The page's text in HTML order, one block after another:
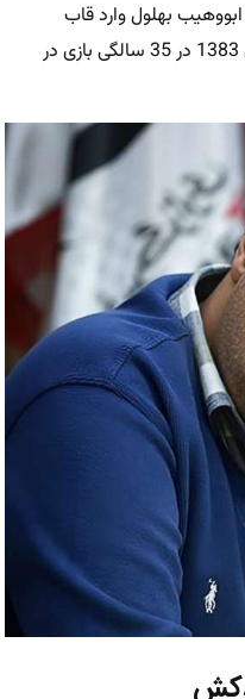
با سریال ابووهیب بهلول وارد قاب
تلویزیون شد و با فیلم یک تکه نان سال 1383 در 35 سالگی بازی در